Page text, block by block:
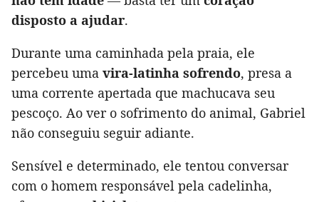
disposto a ajudar.
Durante uma caminhada pela praia, ele
percebeu uma vira-latinha sofrendo, presa a
uma corrente apertada que machucava seu
pescoço. Ao ver o sofrimento do animal, Gabriel
não conseguiu seguir adiante.
Sensível e determinado, ele tentou conversar
com o homem responsável pela cadelinha,